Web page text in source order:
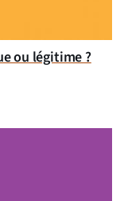
ou légitime ?